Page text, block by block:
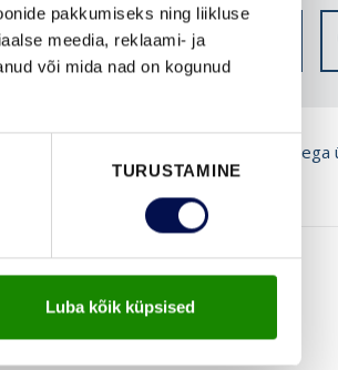
pakkumiseks ning liikluse
meedia, reklaami- ja
või mida nad on kogunud
TURUSTAMINE
Luba kõik küpsised
LEIA EDASIMÜÜJA
Võta